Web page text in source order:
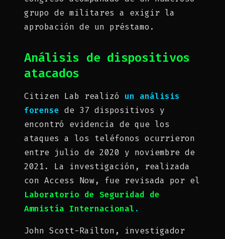
grupo de militares a exigir la
aprobación de un préstamo.
Análisis de dispositivos
atacados
Citizen Lab realizó un análisis
forense de 37 dispositivos y
encontró evidencia de que los
ataques a los teléfonos ocurrieron
entre julio de 2020 y noviembre de
2021. La investigación, realizada
con Access Now, fue revisada por el
Laboratorio de Seguridad de
Amnistía Internacional .
John Scott-Railton, investigador